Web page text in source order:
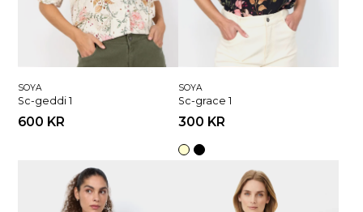
SOYA
Sc-geddi 1
600 KR
SOYA
Sc-grace 1
300 KR